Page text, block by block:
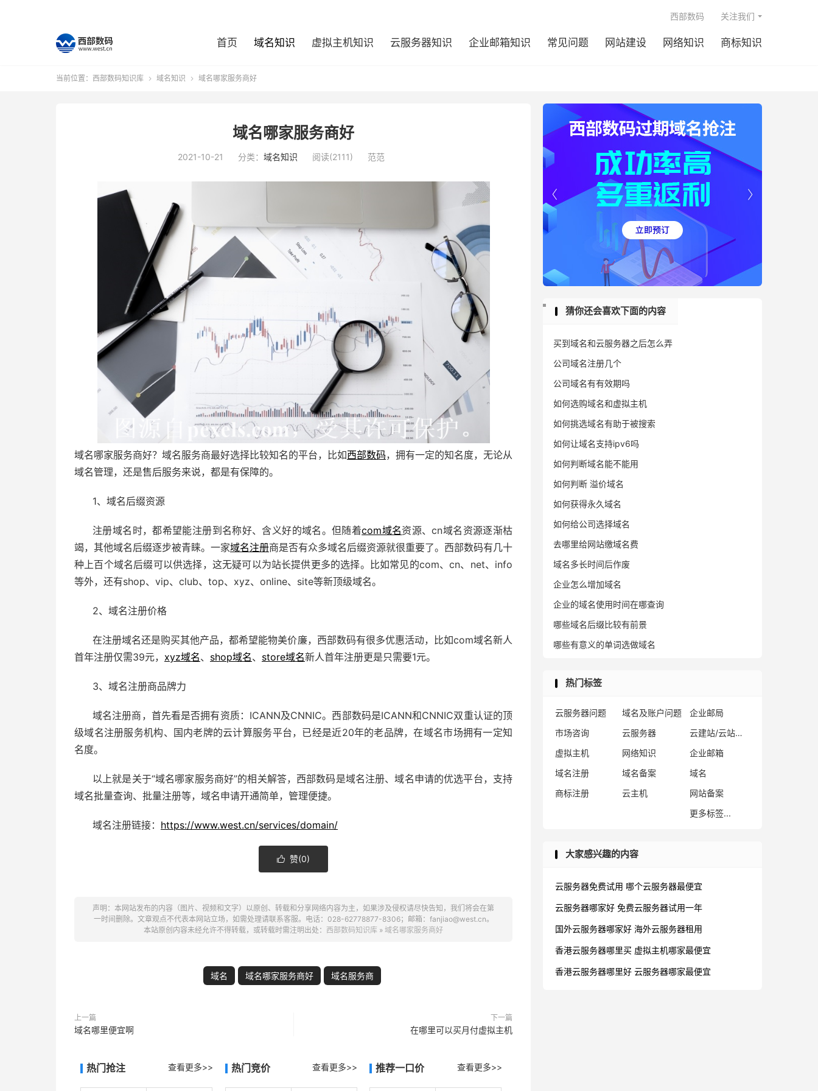
首页 域名知识 虚拟主机知识 云服务器知识 企业邮箱知识 常见问题 网站建设 网络知识 商标知识
西部数码 关注我们
当前位置： 西部数码知识库  域名知识  域名哪家服务商好
域名哪家服务商好
2021-10-21 分类： 域名知识 阅读(2111) 范范
域名哪家服务商好？域名服务商最好选择比较知名的平台，比如西部数码，拥有一定的知名度，无论从
域名管理，还是售后服务来说，都是有保障的。
1、域名后缀资源
注册域名时，都希望能注册到名称好、含义好的域名。但随着com域名资源、cn域名资源逐渐枯
竭，其他域名后缀逐步被青睐。一家域名注册商是否有众多域名后缀资源就很重要了。西部数码有几十
种上百个域名后缀可以供选择，这无疑可以为站长提供更多的选择。比如常见的com、cn、net、info
等外，还有shop、vip、club、top、xyz、online、site等新顶级域名。
2、域名注册价格
在注册域名还是购买其他产品，都希望能物美价廉，西部数码有很多优惠活动，比如com域名新人
首年注册仅需39元， xyz域名、 shop域名、 store域名新人首年注册更是只需要1元。
3、域名注册商品牌力
域名注册商，首先看是否拥有资质：ICANN及CNNIC。西部数码是ICANN和CNNIC双重认证的顶
级域名注册服务机构、国内老牌的云计算服务平台，已经是近20年的老品牌，在域名市场拥有一定知
名度。
以上就是关于“域名哪家服务商好”的相关解答，西部数码是域名注册、域名申请的优选平台，支持
域名批量查询、批量注册等，域名申请开通简单，管理便捷。
域名注册链接： https://www.west.cn/services/domain/
 赞(0)
声明：本网站发布的内容（图片、视频和文字）以原创、转载和分享网络内容为主，如果涉及侵权请尽快告知，我们将会在第
一时间删除。文章观点不代表本网站立场，如需处理请联系客服。电话：028-62778877-8306；邮箱：fanjiao@west.cn。
本站原创内容未经允许不得转载，或转载时需注明出处： 西部数码知识库 » 域名哪家服务商好
域名 域名哪家服务商好 域名服务商
上一篇
域名哪里便宜啊
下一篇
在哪里可以买月付虚拟主机
热门抢注 查看更多>> 热门竞价 查看更多>> 推荐一口价 查看更多>>


猜你还会喜欢下面的内容
买到域名和云服务器之后怎么弄
公司域名注册几个
公司域名有有效期吗
如何选购域名和虚拟主机
如何挑选域名有助于被搜索
如何让域名支持ipv6吗
如何判断域名能不能用
如何判断 溢价域名
如何获得永久域名
如何给公司选择域名
去哪里给网站缴域名费
域名多长时间后作废
企业怎么增加域名
企业的域名使用时间在哪查询
哪些域名后缀比较有前景
哪些有意义的单词选做域名
热门标签
云服务器问题 域名及账户问题
企业邮局
市场咨询
云服务器
云建站/云站群/小程序
虚拟主机
网络知识
企业邮箱
域名注册
域名备案
域名
商标注册
云主机
网站备案
更多标签...
大家感兴趣的内容
云服务器免费试用 哪个云服务器最便宜
云服务器哪家好 免费云服务器试用一年
国外云服务器哪家好 海外云服务器租用
香港云服务器哪里买 虚拟主机哪家最便宜
香港云服务器哪里好 云服务器哪家最便宜